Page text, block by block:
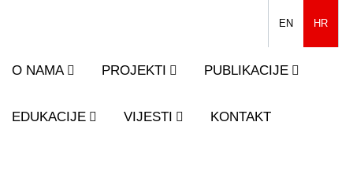
EN HR
O NAMA PROJEKTI PUBLIKACIJE
EDUKACIJE VIJESTI KONTAKT